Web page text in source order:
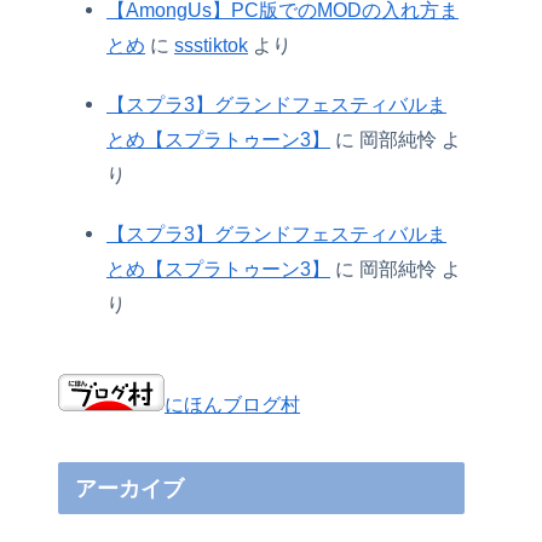
【AmongUs】PC版でのMODの入れ方ま
とめ に ssstiktok より
【スプラ3】グランドフェスティバルま
とめ【スプラトゥーン3】
に 岡部純怜 よ
り
【スプラ3】グランドフェスティバルま
とめ【スプラトゥーン3】
に 岡部純怜 よ
り
にほんブログ村
アーカイブ